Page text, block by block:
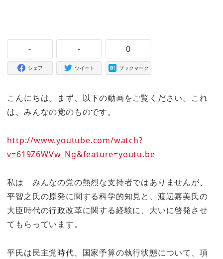
-
シェア
-
ツイート
0
ブックマーク
こんにちは。まず、以下の動画をご覧ください。これ
は、みんなの党のものです。
http://www.youtube.com/watch?
v=619Z6WVw_Ng&feature=youtu.be
私は みんなの党の熱烈な支持者ではありませんが、
平智之氏の原発に関する科学的知見と、渡辺嘉美氏の
大臣時代の行政改革に関する経験に、大いに啓発させ
てもらっています。
平氏は民主党時代、国家予算の執行状態について、項